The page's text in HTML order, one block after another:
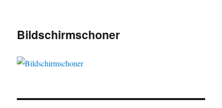
Bildschirmschoner